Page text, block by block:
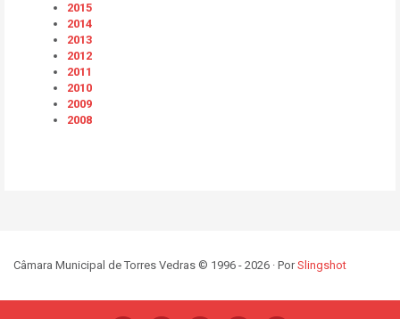
2015
2014
2013
2012
2011
2010
2009
2008
Câmara Municipal de Torres Vedras © 1996 - 2026 · PorSlingshot